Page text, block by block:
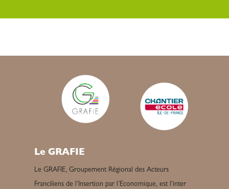
Le GRAFIE
Le GRAFIE, Groupement Régional des Acteurs
Franciliens de l’Insertion par l’Economique, est l’inter